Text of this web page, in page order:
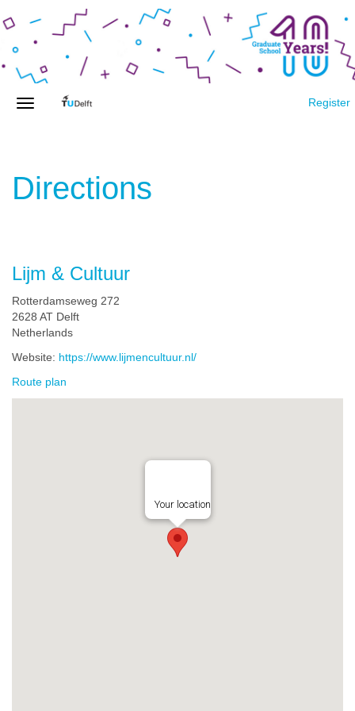
Register
Directions
Lijm & Cultuur
Rotterdamseweg 272
2628 AT Delft
Netherlands
Website: https://www.lijmencultuur.nl/
Route plan
Your location